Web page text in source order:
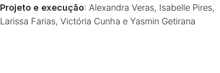
Projeto e execução: Alexandra Veras, Isabelle Pires,
Larissa Farias, Victória Cunha e Yasmin Getirana